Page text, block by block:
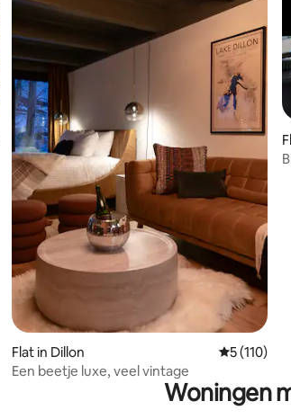
beoordeling van 4,9 op 5, 235 recensies
Flat in Dillon
5 (110)
Een beetje luxe, veel vintage
Woningen